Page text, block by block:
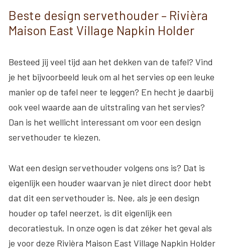
Beste design servethouder – Rivièra
Maison East Village Napkin Holder
Besteed jij veel tijd aan het dekken van de tafel? Vind
je het bijvoorbeeld leuk om al het servies op een leuke
manier op de tafel neer te leggen? En hecht je daarbij
ook veel waarde aan de uitstraling van het servies?
Dan is het wellicht interessant om voor een design
servethouder te kiezen.
Wat een design servethouder volgens ons is? Dat is
eigenlijk een houder waarvan je niet direct door hebt
dat dit een servethouder is. Nee, als je een design
houder op tafel neerzet, is dit eigenlijk een
decoratiestuk. In onze ogen is dat zéker het geval als
je voor deze Rivièra Maison East Village Napkin Holder